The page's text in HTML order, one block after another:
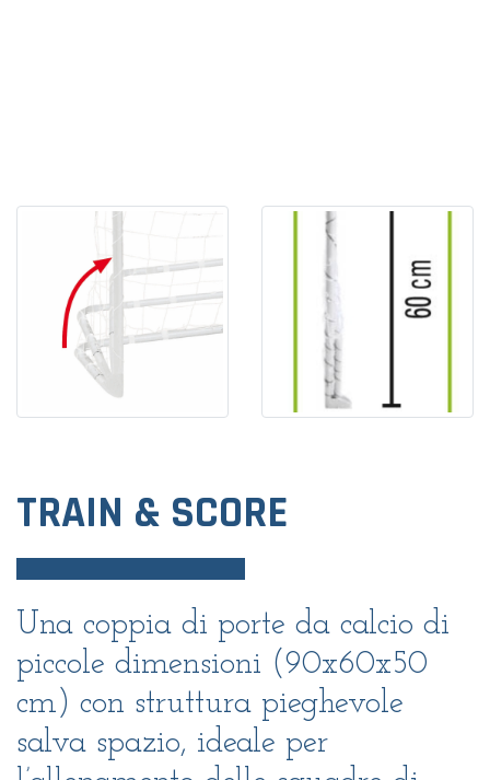
TRAIN & SCORE
Una coppia di porte da calcio di
piccole dimensioni (90x60x50
cm) con struttura pieghevole
salva spazio, ideale per